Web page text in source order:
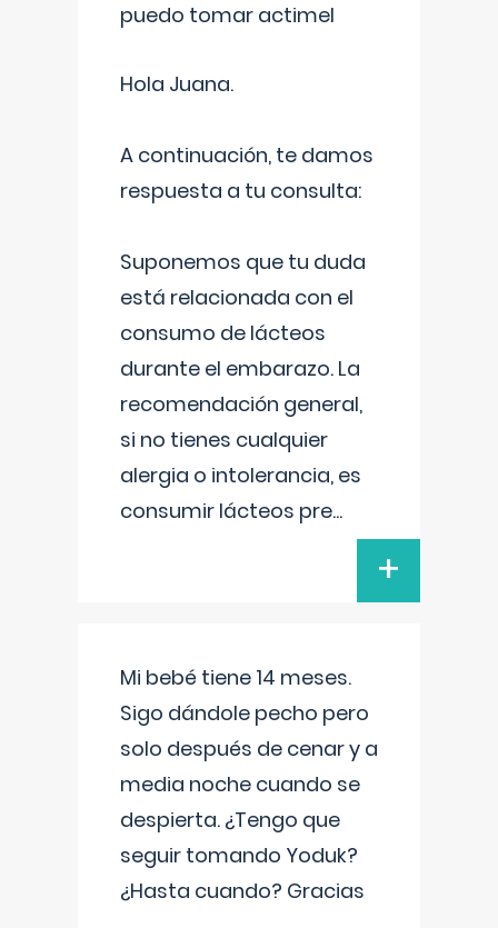
puedo tomar actimel
Hola Juana.
A continuación, te damos
respuesta a tu consulta:
Suponemos que tu duda
está relacionada con el
consumo de lácteos
durante el embarazo. La
recomendación general,
si no tienes cualquier
alergia o intolerancia, es
consumir lácteos pre...
+
Mi bebé tiene 14 meses.
Sigo dándole pecho pero
solo después de cenar y a
media noche cuando se
despierta. ¿Tengo que
seguir tomando Yoduk?
¿Hasta cuando? Gracias